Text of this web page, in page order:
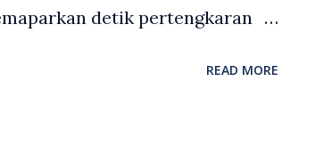
detik pertengkaran
READ MORE